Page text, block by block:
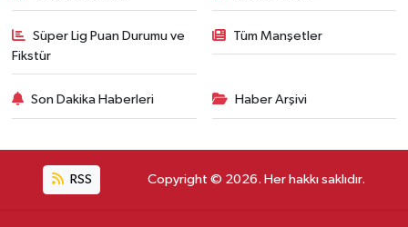
Süper Lig Puan Durumu ve
Fikstür
Tüm Manşetler
Son Dakika Haberleri Haber Arşivi
RSS Copyright © 2026. Her hakkı saklıdır.